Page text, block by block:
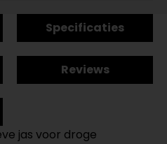
Specificaties
Reviews
jas voor droge